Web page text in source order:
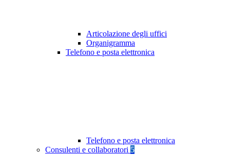
Articolazione degli uffici
Organigramma
Telefono e posta elettronica
Telefono e posta elettronica
Consulenti e collaboratori 5